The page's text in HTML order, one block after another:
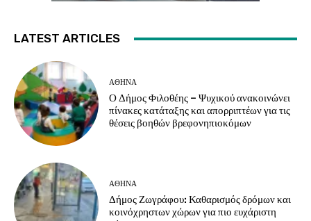
LATEST ARTICLES
ΑΘΗΝΑ
Ο Δήμος Φιλοθέης – Ψυχικού ανακοινώνει
πίνακες κατάταξης και απορριπτέων για τις
θέσεις βοηθών βρεφονηπιοκόμων
ΑΘΗΝΑ
Δήμος Ζωγράφου: Καθαρισμός δρόμων και
κοινόχρηστων χώρων για πιο ευχάριστη